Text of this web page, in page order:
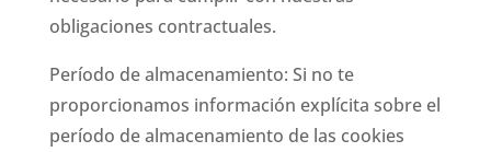
obligaciones contractuales.
Período de almacenamiento: Si no te
proporcionamos información explícita sobre el
período de almacenamiento de las cookies